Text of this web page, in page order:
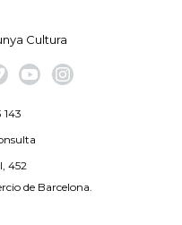
Cultura
143
452
de Barcelona.